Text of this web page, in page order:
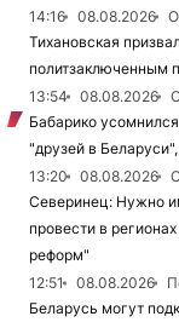
14:16
08.08.2026
Тихановская
политзаключенным
13:54
08.08.2026
Бабарико
"друзей в
13:20
08.08.2026
Северинец: Нужно
провести в
реформ"
12:51
08.08.2026
Беларусь могут